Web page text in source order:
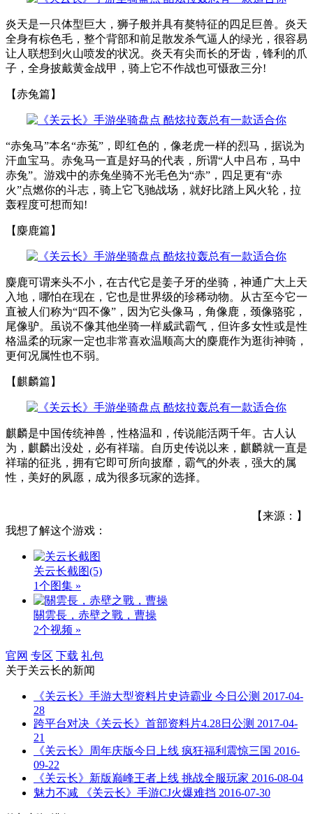
炎天是一只体型巨大，狮子般并具有獒特征的四足巨兽。炎天
全身有棕色毛，整个背部和前足散发杀气逼人的绿光，很容易
让人联想到火山喷发的状况。炎天有尖而长的牙齿，锋利的爪
子，全身披戴黄金战甲，骑上它不作战也可慑敌三分!
【赤兔篇】
“赤兔马”本名“赤菟”，即红色的，像老虎一样的烈马，据说为
汗血宝马。赤兔马一直是好马的代表，所谓“人中吕布，马中
赤兔”。游戏中的赤兔坐骑不光毛色为“赤”，四足更有“赤
火”点燃你的斗志，骑上它飞驰战场，就好比踏上风火轮，拉
轰程度可想而知!
【麋鹿篇】
麋鹿可谓来头不小，在古代它是姜子牙的坐骑，神通广大上天
入地，哪怕在现在，它也是世界级的珍稀动物。从古至今它一
直被人们称为“四不像”，因为它头像马，角像鹿，颈像骆驼，
尾像驴。虽说不像其他坐骑一样威武霸气，但许多女性或是性
格温柔的玩家一定也非常喜欢温顺高大的麋鹿作为逛街神骑，
更何况属性也不弱。
【麒麟篇】
麒麟是中国传统神兽，性格温和，传说能活两千年。古人认
为，麒麟出没处，必有祥瑞。自历史传说以来，麒麟就一直是
祥瑞的征兆，拥有它即可所向披靡，霸气的外表，强大的属
性，美好的夙愿，成为很多玩家的选择。
【来源：】
我想了解这个游戏：
关云长截图(5)
1个图集 »
關雲長，赤壁之戰，曹操
2个视频 »
官网 专区 下载 礼包
关于关云长的新闻
《关云长》手游大型资料片史诗霸业 今日公测 2017-04-
28
跨平台对决《关云长》首部资料片4.28日公测 2017-04-
21
《关云长》周年庆版今日上线 疯狂福利震惊三国 2016-
09-22
《关云长》新版巅峰王者上线 挑战全服玩家 2016-08-04
魅力不减 《关云长》手游CJ火爆难挡 2016-07-30